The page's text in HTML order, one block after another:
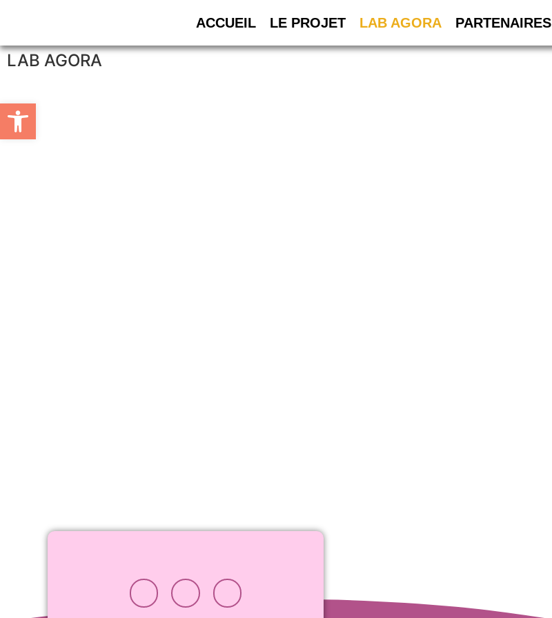
ACCUEIL LE PROJET LAB AGORA PARTENAIRES
LAB AGORA
Ouvrir la barre d’outils